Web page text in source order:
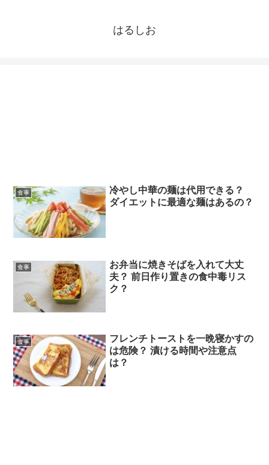
はるしお
食事
冷やし中華の麺は代用できる？
ダイエットに最適な麺はあるの？
食事
お弁当に焼きそばを入れて大丈
夫？ 前日作り置きの食中毒リス
ク？
食事
フレンチトーストを一晩寝かすの
は危険？ 漬ける時間や注意点
は？